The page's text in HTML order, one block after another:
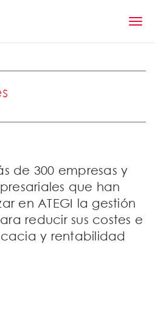
T
g
de 300 empresas y
que han
en ATEGI la gestión
reducir sus costes e
y rentabilidad